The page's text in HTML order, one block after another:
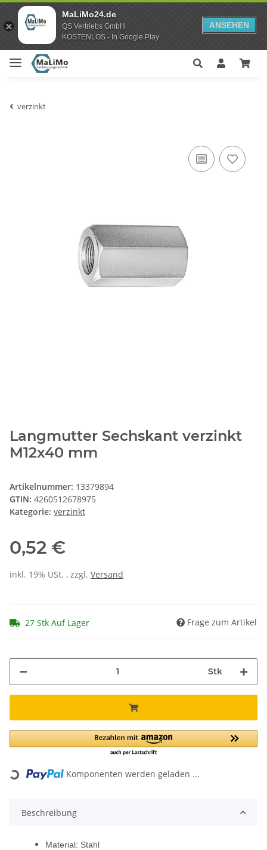
MaLiMo24.de
QS Vertriebs GmbH
KOSTENLOS - In Google Play
ANSEHEN
verzinkt
Langmutter Sechskant verzinkt
M12x40 mm
Artikelnummer: 13379894
GTIN: 4260512678975
Kategorie: verzinkt
0,52 €
inkl. 19% USt. , zzgl. Versand
27 Stk Auf Lager Frage zum Artikel
Stk
Loading... Komponenten werden geladen ...
Beschreibung
Material: Stahl